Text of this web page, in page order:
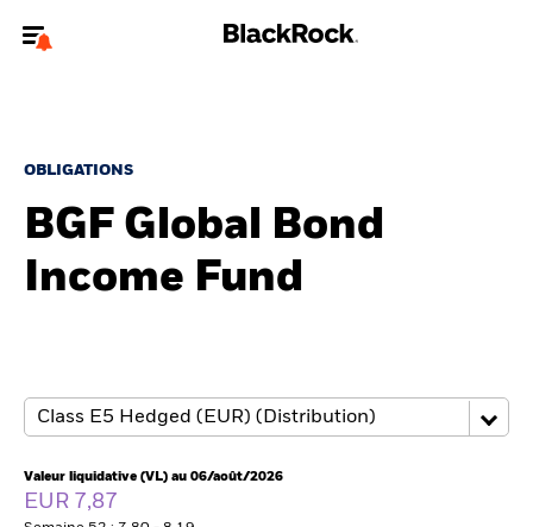
jourvotre type d'utilisateur
Nous connaître
ETF iShares
Analyses
OBLIGATIONS
BGF Global Bond
Income Fund
Valeur liquidative (VL) au 06/août/2026
EUR 7,87